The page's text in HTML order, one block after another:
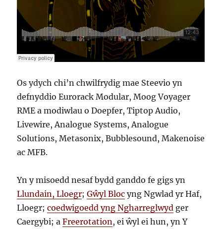
Os ydych chi’n chwilfrydig mae Steevio yn
defnyddio Eurorack Modular, Moog Voyager
RME a modiwlau o Doepfer, Tiptop Audio,
Livewire, Analogue Systems, Analogue
Solutions, Metasonix, Bubblesound, Makenoise
ac MFB.
Yn y misoedd nesaf bydd ganddo fe gigs yn
Llundain, Lloegr;Gŵyl Bloc yng Ngwlad yr Haf,
Lloegr;coedwigoedd yng Ngharreglwyd ger
Caergybi; aFreerotation, ei ŵyl ei hun, yn Y